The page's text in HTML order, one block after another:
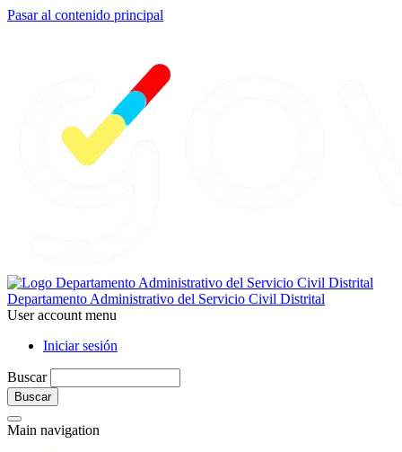
Pasar al contenido principal
Departamento Administrativo del Servicio Civil Distrital
User account menu
Iniciar sesión
Buscar
Main navigation